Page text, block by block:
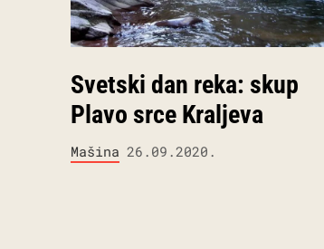
Svetski dan reka: skup
Plavo srce Kraljeva
Mašina 26.09.2020.